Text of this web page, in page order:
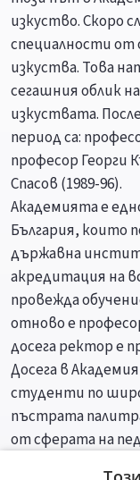
изкуство. Скоро
специалности от
изкуства. Това
сегашния облик
изкуствата.
период са:
професор Георги
Спасов (1989-96).
Академията е
България, които
държавна
акредитация на
провежда
отново е
досега ректор е
Досега в
студенти по
пъстрата
от сферата на